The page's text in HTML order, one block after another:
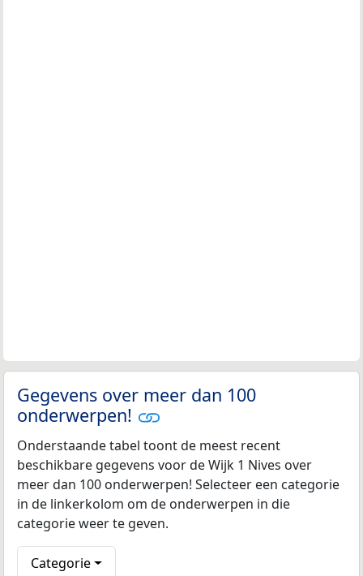
Gegevens over meer dan 100
onderwerpen!
Onderstaande tabel toont de meest recent
beschikbare gegevens voor de Wijk 1 Nives over
meer dan 100 onderwerpen! Selecteer een categorie
in de linkerkolom om de onderwerpen in die
categorie weer te geven.
Categorie